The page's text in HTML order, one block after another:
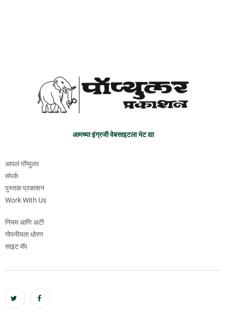
आमच्या इंग्रजी वेबसाइटला भेट द्या
आपलं पॉप्युलर
संपर्क
पुस्तक प्रकाशन
Work With Us
नियम आणि अटी
गोपनीयता धोरण
साइट मॅप